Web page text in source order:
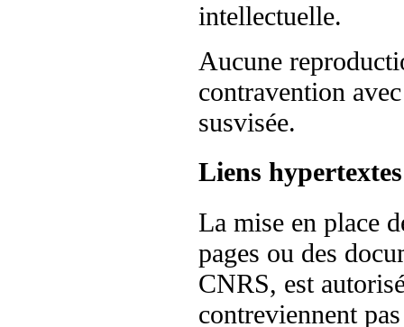
intellectuelle.
Aucune
contravention
susvisée.
Liens hypertextes
La mise en place
pages ou des
CNRS, est
contreviennent